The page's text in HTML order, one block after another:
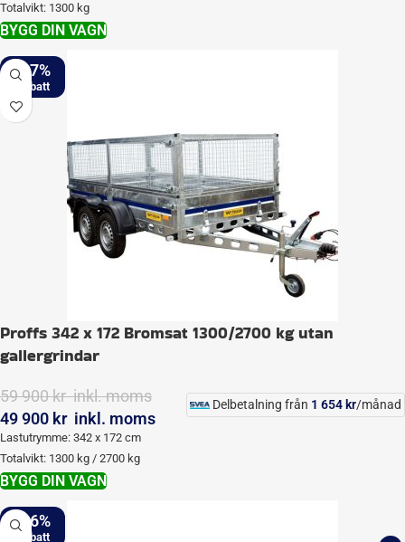
Totalvikt: 1300 kg
BYGG DIN VAGN
-17%
Proffs 342 x 172 Bromsat 1300/2700 kg utan
gallergrindar
59 900kr‎ inkl. moms
49 900 kr ‎ inkl. moms
Delbetalning från 1 654 kr/månad
Lastutrymme: 342 x 172 cm
Totalvikt: 1300 kg / 2700 kg
BYGG DIN VAGN
-16%